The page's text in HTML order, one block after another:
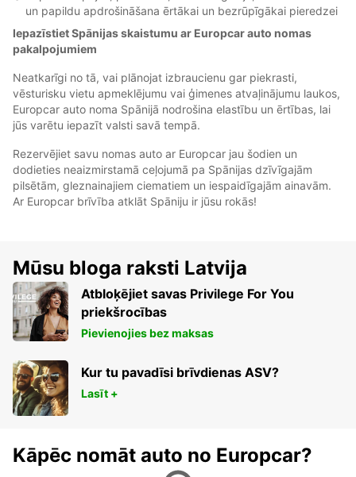
un papildu apdrošināšana ērtākai un bezrūpīgākai pieredzei
Iepazīstiet Spānijas skaistumu ar Europcar auto nomas
pakalpojumiem
Neatkarīgi no tā, vai plānojat izbraucienu gar piekrasti,
vēsturisku vietu apmeklējumu vai ģimenes atvaļinājumu laukos,
Europcar auto noma Spānijā nodrošina elastību un ērtības, lai
jūs varētu iepazīt valsti savā tempā.
Rezervējiet savu nomas auto ar Europcar jau šodien un
dodieties neaizmirstamā ceļojumā pa Spānijas dzīvīgajām
pilsētām, gleznainajiem ciematiem un iespaidīgajām ainavām.
Ar Europcar brīvība atklāt Spāniju ir jūsu rokās!
Mūsu bloga raksti Latvija
Atbloķējiet savas Privilege For You
priekšrocības
Pievienojies bez maksas
Kur tu pavadīsi brīvdienas ASV?
Lasīt +
Kāpēc nomāt auto no Europcar?